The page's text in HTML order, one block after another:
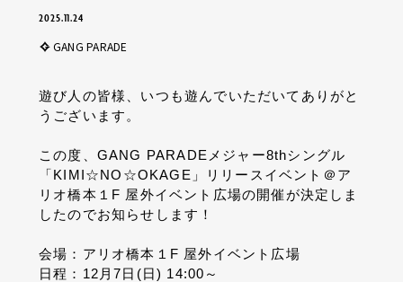
2025.11.24
GANG PARADE
遊び人の皆様、いつも遊んでいただいてありがと
うございます。
この度、GANG PARADEメジャー8thシングル
「KIMI☆NO☆OKAGE」リリースイベント＠ア
リオ橋本１F 屋外イベント広場の開催が決定しま
したのでお知らせします！
会場：アリオ橋本１F 屋外イベント広場
日程：12月7日(日) 14:00～